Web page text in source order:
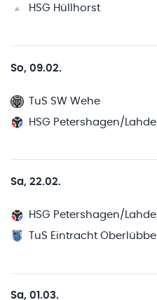
HSG Hüllhorst
So, 09.02.
TuS SW Wehe
HSG Petershagen/Lahde
Sa, 22.02.
HSG Petershagen/Lahde
TuS Eintracht Oberlübbe
Sa, 01.03.